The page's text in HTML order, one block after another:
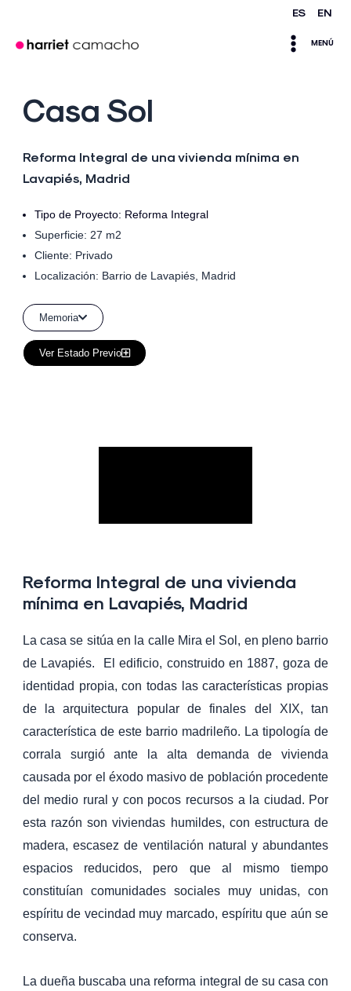
ES EN
Main
MENÚ
Reforma Integral de una vivienda
mínima en Lavapiés, Madrid
La casa se sitúa en la calle Mira el Sol, en pleno barrio
de Lavapiés. El edificio, construido en 1887, goza de
identidad propia, con todas las características propias
de la arquitectura popular de finales del XIX, tan
característica de este barrio madrileño. La tipología de
corrala surgió ante la alta demanda de vivienda
causada por el éxodo masivo de población procedente
del medio rural y con pocos recursos a la ciudad. Por
esta razón son viviendas humildes, con estructura de
madera, escasez de ventilación natural y abundantes
espacios reducidos, pero que al mismo tiempo
constituían comunidades sociales muy unidas, con
espíritu de vecindad muy marcado, espíritu que aún se
conserva.
La dueña buscaba una reforma integral de su casa con
Casa Sol
Reforma Integral de una vivienda mínima en
Lavapiés, Madrid
Tipo de Proyecto: Reforma Integral
Superficie: 27 m2
Cliente: Privado
Localización: Barrio de Lavapiés, Madrid
Memoria
Ver Estado Previo